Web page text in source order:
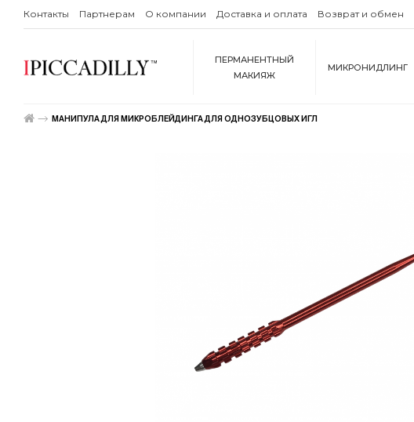
Контакты Партнерам О компании Доставка и оплата Возврат и обмен
ПЕРМАНЕНТНЫЙ
МАКИЯЖ
МИКРОНИДЛИНГ
МАНИПУЛА ДЛЯ МИКРОБЛЕЙДИНГА ДЛЯ ОДНОЗУБЦОВЫХ ИГЛ